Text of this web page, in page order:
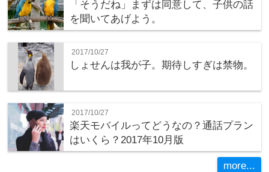
「そうだね」まずは同意して、子供の話
を聞いてあげよう。
2017/10/27
しょせんは我が子。期待しすぎは禁物。
2017/10/27
楽天モバイルってどうなの？通話プラン
はいくら？2017年10月版
more...